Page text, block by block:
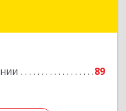
89
ул.Горького 72,